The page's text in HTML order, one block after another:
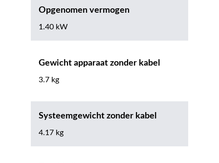
Opgenomen vermogen
1.40 kW
Gewicht apparaat zonder kabel
3.7 kg
Systeemgewicht zonder kabel
4.17 kg